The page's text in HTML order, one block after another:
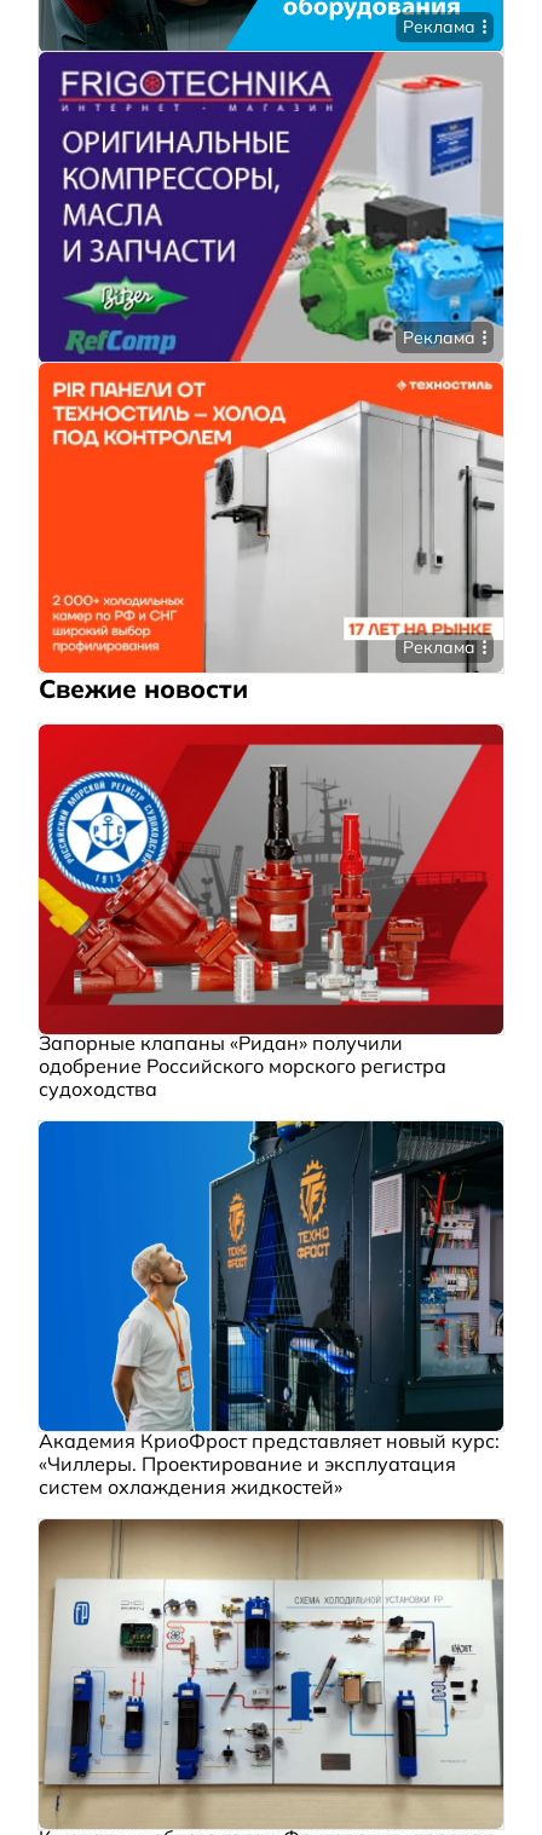
Реклама
Реклама
Реклама
Свежие новости
Запорные клапаны «Ридан» получили
одобрение Российского морского регистра
судоходства
Академия КриоФрост представляет новый курс:
«Чиллеры. Проектирование и эксплуатация
систем охлаждения жидкостей»